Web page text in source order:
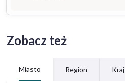
Zobacz też
Miasto Region Kraj